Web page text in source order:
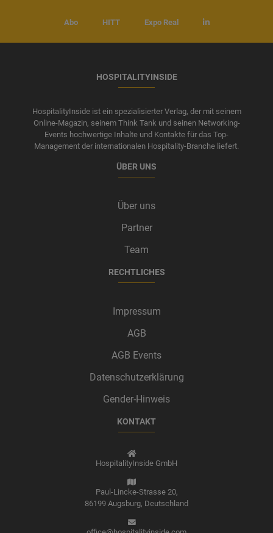
Abo HITT Expo Real
HOSPITALITYINSIDE
HospitalityInside ist ein spezialisierter Verlag, der mit seinem
Online-Magazin, seinem Think Tank und seinen Networking-
Events hochwertige Inhalte und Kontakte für das Top-
Management der internationalen Hospitality-Branche liefert.
ÜBER UNS
Über uns
Partner
Team
RECHTLICHES
Impressum
AGB
AGB Events
Datenschutzerklärung
Gender-Hinweis
KONTAKT
HospitalityInside GmbH
Paul-Lincke-Strasse 20,
86199 Augsburg, Deutschland